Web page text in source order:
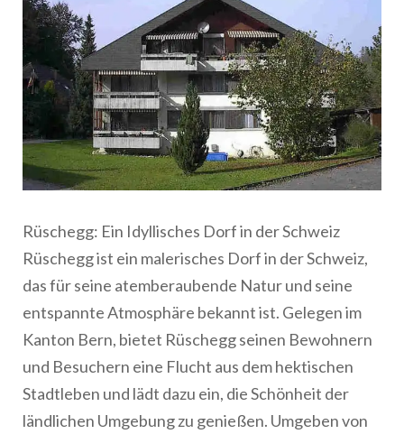
Rüschegg: Ein Idyllisches Dorf in der Schweiz
Rüschegg ist ein malerisches Dorf in der Schweiz,
das für seine atemberaubende Natur und seine
entspannte Atmosphäre bekannt ist. Gelegen im
Kanton Bern, bietet Rüschegg seinen Bewohnern
und Besuchern eine Flucht aus dem hektischen
Stadtleben und lädt dazu ein, die Schönheit der
ländlichen Umgebung zu genießen. Umgeben von